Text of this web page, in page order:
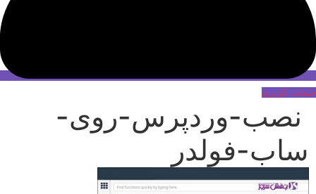
حساب کاربری
نصب-وردپرس-روی-
ساب-فولدر